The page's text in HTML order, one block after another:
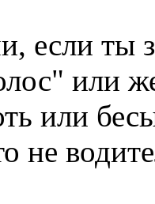
если ты
или
или
не